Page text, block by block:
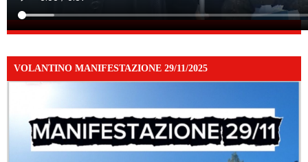
VOLANTINO MANIFESTAZIONE 29/11/2025